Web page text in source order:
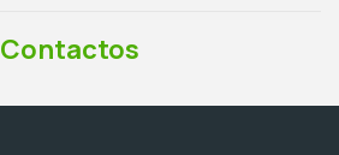
Contactos